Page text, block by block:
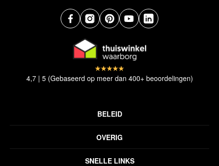
SNELLE LINKS
OVERIG
BELEID
4,7 | 5 (Gebaseerd op meer dan 400+ beoordelingen)